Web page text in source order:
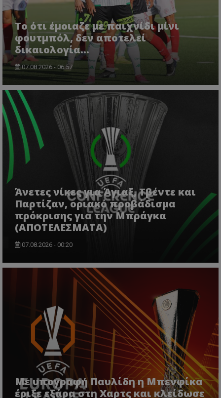
Το ότι έμοιαζε με παιχνίδι μίνι
φουτμπόλ, δεν αποτελεί
δικαιολογία…
07.08.2026 - 06:57
Άνετες νίκες για Άγιαξ, Τβέντε και
Παρτίζαν, οριακό προβάδισμα
πρόκρισης για την Μπράγκα
(ΑΠΟΤΕΛΕΣΜΑΤΑ)
07.08.2026 - 00:20
Με υπογραφή Παυλίδη η Μπενφίκα
έριξε εξάρα στη Χαρτς και κλείδωσε